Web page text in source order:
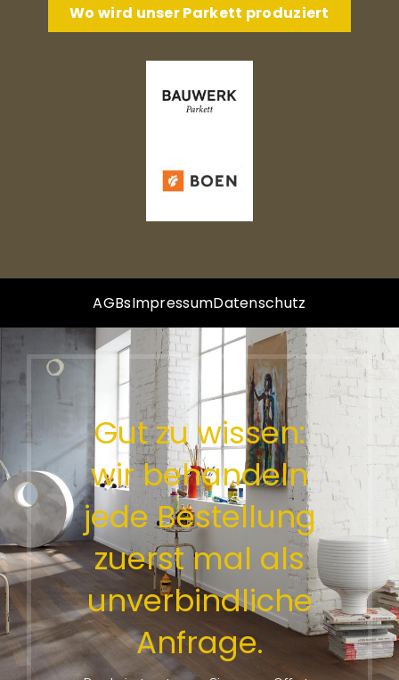
Wo wird unser Parkett produziert
AGBsImpressumDatenschutz
Gut zu wissen:
wir behandeln
jede Bestellung
zuerst mal als
unverbindliche
Anfrage.